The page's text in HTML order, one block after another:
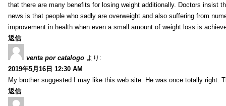
that there are many benefits for losing weight additionally. Doctors insist
news is that people who sadly are overweight and also suffering from
improvement in health when even a small amount of weight loss is
返信
venta por catalogo より:
2019年5月16日 12:30 AM
My brother suggested I may like this web site. He was once totally right.
返信